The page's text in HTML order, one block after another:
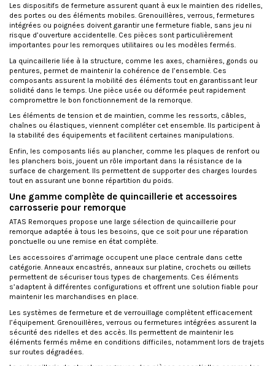
Les dispositifs de fermeture assurent quant à eux le maintien des ridelles,
des portes ou des éléments mobiles. Grenouillères, verrous, fermetures
intégrées ou poignées doivent garantir une fermeture fiable, sans jeu ni
risque d’ouverture accidentelle. Ces pièces sont particulièrement
importantes pour les remorques utilitaires ou les modèles fermés.
La quincaillerie liée à la structure, comme les axes, charnières, gonds ou
pentures, permet de maintenir la cohérence de l’ensemble. Ces
composants assurent la mobilité des éléments tout en garantissant leur
solidité dans le temps. Une pièce usée ou déformée peut rapidement
compromettre le bon fonctionnement de la remorque.
Les éléments de tension et de maintien, comme les ressorts, câbles,
chaînes ou élastiques, viennent compléter cet ensemble. Ils participent à
la stabilité des équipements et facilitent certaines manipulations.
Enfin, les composants liés au plancher, comme les plaques de renfort ou
les planchers bois, jouent un rôle important dans la résistance de la
surface de chargement. Ils permettent de supporter des charges lourdes
tout en assurant une bonne répartition du poids.
Une gamme complète de quincaillerie et accessoires
carrosserie pour remorque
ATAS Remorques propose une large sélection de quincaillerie pour
remorque adaptée à tous les besoins, que ce soit pour une réparation
ponctuelle ou une remise en état complète.
Les accessoires d’arrimage occupent une place centrale dans cette
catégorie. Anneaux encastrés, anneaux sur platine, crochets ou œillets
permettent de sécuriser tous types de chargements. Ces éléments
s’adaptent à différentes configurations et offrent une solution fiable pour
maintenir les marchandises en place.
Les systèmes de fermeture et de verrouillage complètent efficacement
l’équipement. Grenouillères, verrous ou fermetures intégrées assurent la
sécurité des ridelles et des accès. Ils permettent de maintenir les
éléments fermés même en conditions difficiles, notamment lors de trajets
sur routes dégradées.